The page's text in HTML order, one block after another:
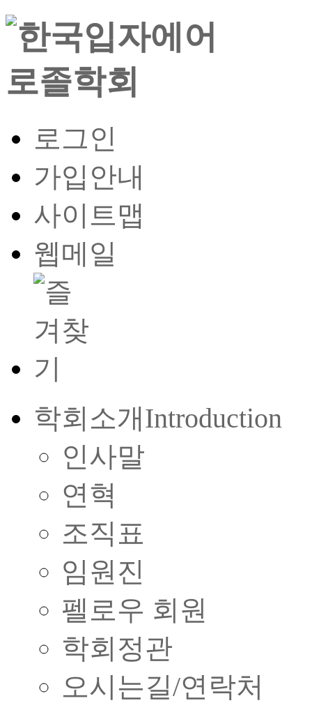
로그인
가입안내
사이트맵
웹메일
학회소개Introduction
인사말
연혁
조직표
임원진
펠로우 회원
학회정관
오시는길/연락처